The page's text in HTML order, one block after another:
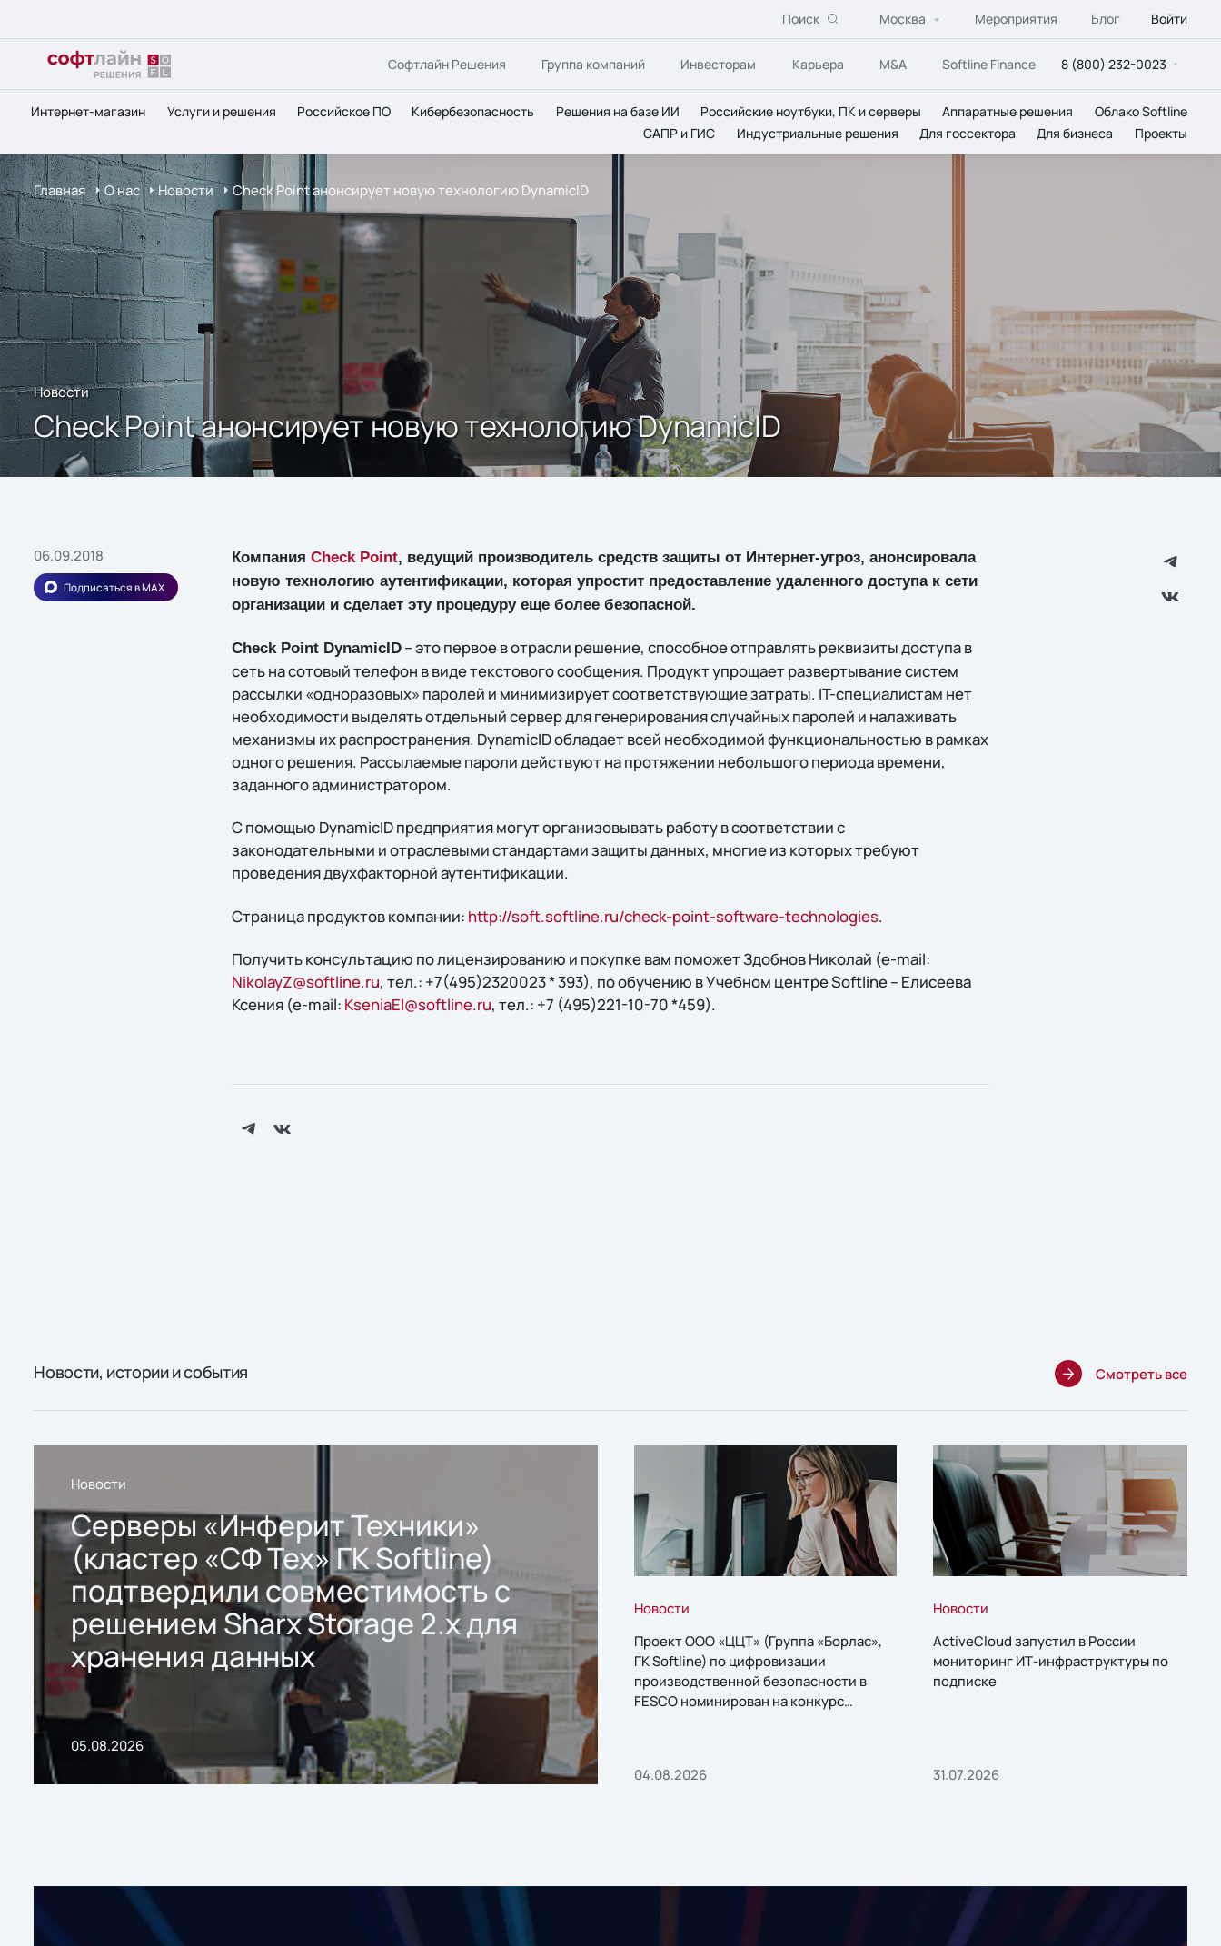
Поиск Москва Мероприятия Блог Войти
Софтлайн Решения Группа компаний Инвесторам Карьера M&A Softline Finance 8 (800) 232-0023
Интернет-магазин Услуги и решения Российское ПО Кибербезопасность Решения на базе ИИ Российские ноутбуки, ПК и серверы Аппаратные решения
Облако Softline
САПР и ГИС
Индустриальные решения Для госсектора Для бизнеса Проекты
Главная О нас Новости Check Point анонсирует новую технологию DynamicID
Новости
Check Point анонсирует новую технологию DynamicID
06.09.2018
Подписаться в MAX
Компания Check Point, ведущий производитель средств защиты от Интернет-угроз, анонсировала
новую технологию аутентификации, которая упростит предоставление удаленного доступа к сети
организации и сделает эту процедуру еще более безопасной.
Check Point DynamicID– это первое в отрасли решение, способное отправлять реквизиты доступа в
сеть на сотовый телефон в виде текстового сообщения. Продукт упрощает развертывание систем
рассылки «одноразовых» паролей и минимизирует соответствующие затраты. IT-специалистам нет
необходимости выделять отдельный сервер для генерирования случайных паролей и налаживать
механизмы их распространения. DynamicID обладает всей необходимой функциональностью в рамках
одного решения. Рассылаемые пароли действуют на протяжении небольшого периода времени,
заданного администратором.
С помощью DynamicID предприятия могут организовывать работу в соответствии с
законодательными и отраслевыми стандартами защиты данных, многие из которых требуют
проведения двухфакторной аутентификации.
Страница продуктов компании: http://soft.softline.ru/check-point-software-technologies.
Получить конcультацию по лицензированию и покупке вам поможет Здобнов Николай (e-mail:
NikolayZ@softline.ru, тел.: +7(495)2320023 * 393), по обучению в Учебном центре Softline – Елисеева
Ксения (e-mail: KseniaEl@softline.ru, тел.: +7 (495)221-10-70 *459).
Новости, истории и события Смотреть все
Новости
Серверы «Инферит Техники»
(кластер «СФ Тех» ГК Softline)
подтвердили совместимость с
решением Sharx Storage 2.x для
хранения данных
05.08.2026
Новости
Проект ООО «ЦЦТ» (Группа «Борлас»,
ГК Softline) по цифровизации
производственной безопасности в
FESCO номинирован на конкурс
04.08.2026
Новости
ActiveCloud запустил в России
мониторинг ИТ-инфраструктуры по
подписке
31.07.2026